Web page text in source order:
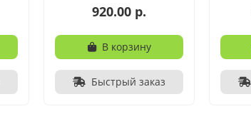
920.00 р.
В корзину
Быстрый заказ